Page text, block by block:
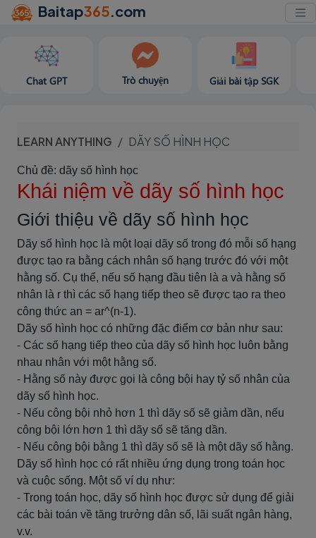
Baitap365.com
Chat GPT Trò chuyện Giải bài tập SGK
LEARN ANYTHING DÃY SỐ HÌNH HỌC
Chủ đề: dãy số hình học
Khái niệm về dãy số hình học
Giới thiệu về dãy số hình học
Dãy số hình học là một loại dãy số trong đó mỗi số hạng
được tạo ra bằng cách nhân số hạng trước đó với một
hằng số. Cụ thể, nếu số hạng đầu tiên là a và hằng số
nhân là r thì các số hạng tiếp theo sẽ được tạo ra theo
công thức an = ar^(n-1).
Dãy số hình học có những đặc điểm cơ bản như sau:
- Các số hạng tiếp theo của dãy số hình học luôn bằng
nhau nhân với một hằng số.
- Hằng số này được gọi là công bội hay tỷ số nhân của
dãy số hình học.
- Nếu công bội nhỏ hơn 1 thì dãy số sẽ giảm dần, nếu
công bội lớn hơn 1 thì dãy số sẽ tăng dần.
- Nếu công bội bằng 1 thì dãy số sẽ là một dãy số hằng.
Dãy số hình học có rất nhiều ứng dụng trong toán học
và cuộc sống. Một số ví dụ như:
- Trong toán học, dãy số hình học được sử dụng để giải
các bài toán về tăng trưởng dân số, lãi suất ngân hàng,
v.v.